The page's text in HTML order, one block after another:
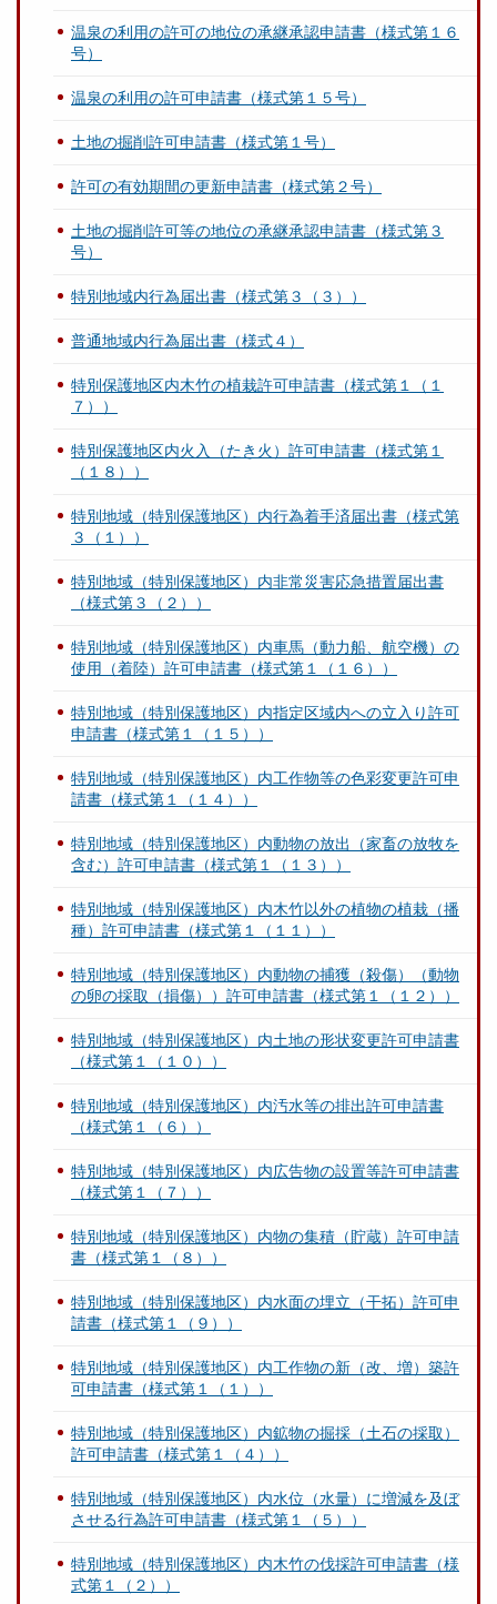
温泉の利用の許可の地位の承継承認申請書（様式第１６
号）
温泉の利用の許可申請書（様式第１５号）
土地の掘削許可申請書（様式第１号）
許可の有効期間の更新申請書（様式第２号）
土地の掘削許可等の地位の承継承認申請書（様式第３
号）
特別地域内行為届出書（様式第３（３））
普通地域内行為届出書（様式４）
特別保護地区内木竹の植栽許可申請書（様式第１（１
７））
特別保護地区内火入（たき火）許可申請書（様式第１
（１８））
特別地域（特別保護地区）内行為着手済届出書（様式第
３（１））
特別地域（特別保護地区）内非常災害応急措置届出書
（様式第３（２））
特別地域（特別保護地区）内車馬（動力船、航空機）の
使用（着陸）許可申請書（様式第１（１６））
特別地域（特別保護地区）内指定区域内への立入り許可
申請書（様式第１（１５））
特別地域（特別保護地区）内工作物等の色彩変更許可申
請書（様式第１（１４））
特別地域（特別保護地区）内動物の放出（家畜の放牧を
含む）許可申請書（様式第１（１３））
特別地域（特別保護地区）内木竹以外の植物の植栽（播
種）許可申請書（様式第１（１１））
特別地域（特別保護地区）内動物の捕獲（殺傷）（動物
の卵の採取（損傷））許可申請書（様式第１（１２））
特別地域（特別保護地区）内土地の形状変更許可申請書
（様式第１（１０））
特別地域（特別保護地区）内汚水等の排出許可申請書
（様式第１（６））
特別地域（特別保護地区）内広告物の設置等許可申請書
（様式第１（７））
特別地域（特別保護地区）内物の集積（貯蔵）許可申請
書（様式第１（８））
特別地域（特別保護地区）内水面の埋立（干拓）許可申
請書（様式第１（９））
特別地域（特別保護地区）内工作物の新（改、増）築許
可申請書（様式第１（１））
特別地域（特別保護地区）内鉱物の掘採（土石の採取）
許可申請書（様式第１（４））
特別地域（特別保護地区）内水位（水量）に増減を及ぼ
させる行為許可申請書（様式第１（５））
特別地域（特別保護地区）内木竹の伐採許可申請書（様
式第１（２））